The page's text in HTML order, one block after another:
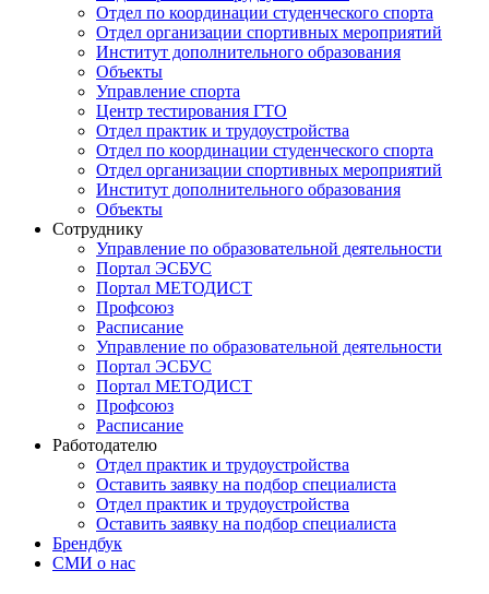
Отдел по координации студенческого спорта
Отдел организации спортивных мероприятий
Институт дополнительного образования
Объекты
Управление спорта
Центр тестирования ГТО
Отдел практик и трудоустройства
Отдел по координации студенческого спорта
Отдел организации спортивных мероприятий
Институт дополнительного образования
Объекты
Сотруднику
Управление по образовательной деятельности
Портал ЭСБУС
Портал МЕТОДИСТ
Профсоюз
Расписание
Управление по образовательной деятельности
Портал ЭСБУС
Портал МЕТОДИСТ
Профсоюз
Расписание
Работодателю
Отдел практик и трудоустройства
Оставить заявку на подбор специалиста
Отдел практик и трудоустройства
Оставить заявку на подбор специалиста
Брендбук
СМИ о нас